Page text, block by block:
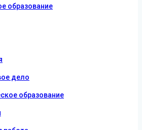
образование
дело
образование